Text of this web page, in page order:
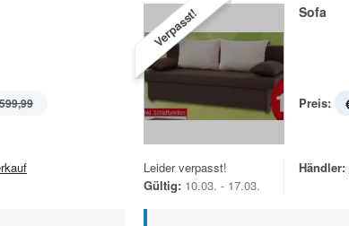
Verpasst! Sofa
Preis:
Leider verpasst!
Gültig: 10.03. - 17.03.
Händler: